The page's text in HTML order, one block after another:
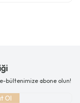
bültenimize abone olun!
Ol